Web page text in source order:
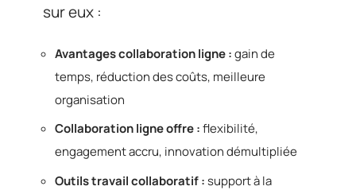
sur eux :
Avantages collaboration ligne :gain de
temps, réduction des coûts, meilleure
organisation
Collaboration ligne offre :flexibilité,
engagement accru, innovation démultipliée
Outils travail collaboratif :support à la